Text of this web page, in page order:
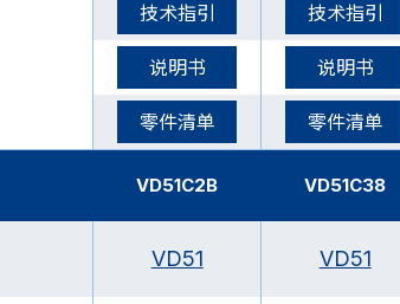
技术指引 技术指引
说明书 说明书
零件清单 零件清单
VD51C2B VD51C38
VD51 VD51